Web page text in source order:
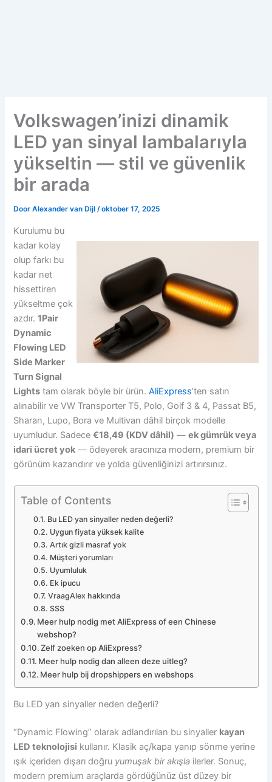
Volkswagen’inizi dinamik
LED yan sinyal lambalarıyla
yükseltin — stil ve güvenlik
bir arada
DoorAlexander van Dijl/oktober 17, 2025
Kurulumu bu
kadar kolay
olup farkı bu
kadar net
hissettiren
yükseltme çok
azdır.1Pair
Dynamic
Flowing LED
Side Marker
Turn Signal
Lights tam olarak böyle bir ürün.AliExpress’ten satın
alınabilir ve VW Transporter T5, Polo, Golf 3 & 4, Passat B5,
Sharan, Lupo, Bora ve Multivan dâhil birçok modelle
uyumludur. Sadece€18,49 (KDV dâhil) —ek gümrük veya
idari ücret yok — ödeyerek aracınıza modern, premium bir
görünüm kazandırır ve yolda güvenliğinizi artırırsınız.
Table of Contents
Bu LED yan sinyaller neden değerli?
Uygun fiyata yüksek kalite
Artık gizli masraf yok
Müşteri yorumları
Uyumluluk
Ek ipucu
VraagAlex hakkında
SSS
Meer hulp nodig met AliExpress of een Chinese
webshop?
Zelf zoeken op AliExpress?
Meer hulp nodig dan alleen deze uitleg?
Meer hulp bij dropshippers en webshops
Bu LED yan sinyaller neden değerli?
“Dynamic Flowing” olarak adlandırılan bu sinyaller kayan
LED teknolojisi kullanır. Klasik aç/kapa yanıp sönme yerine
ışık içeriden dışarı doğru yumuşak bir akışla ilerler. Sonuç,
modern premium araçlarda gördüğünüz üst düzey bir